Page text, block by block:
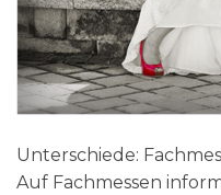
Unterschiede:
Auf Fachmessen